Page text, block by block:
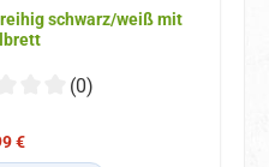
schwarz/weiß mit
(0)
€